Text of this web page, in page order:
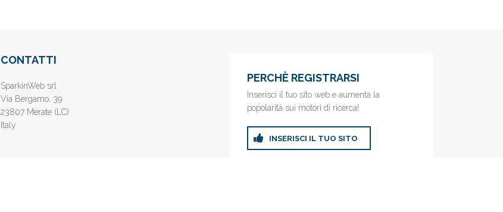
CONTATTI
SparkinWeb srl
Via Bergamo, 39
23807 Merate (LC)
Italy
PERCHÈ REGISTRARSI
Inserisci il tuo sito web e aumenta la
popolarità sui motori di ricerca!
INSERISCI IL TUO SITO